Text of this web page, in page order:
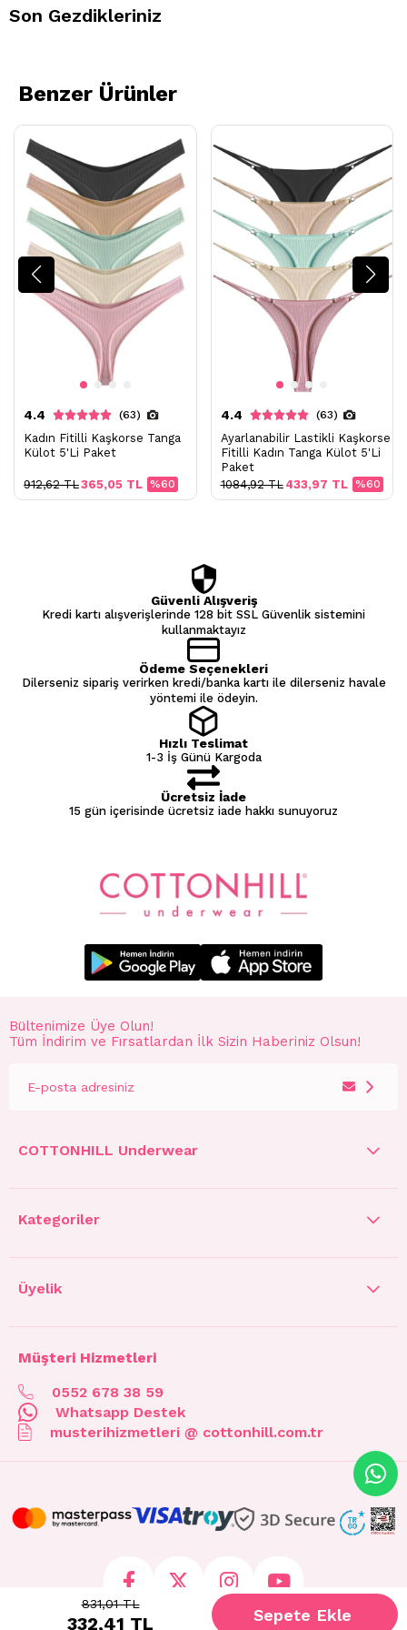
Son Gezdikleriniz
Benzer Ürünler
4.4 (63)
Kadın Fitilli Kaşkorse Tanga
Külot 5'Li Paket
%60
365,05 TL
912,62 TL
4.4 (63)
Ayarlanabilir Lastikli Kaşkorse
Fitilli Kadın Tanga Külot 5'Li
Paket
%60
433,97 TL
1084,92 TL
Güvenli Alışveriş
Kredi kartı alışverişlerinde 128 bit SSL Güvenlik sistemini
kullanmaktayız
Ödeme Seçenekleri
Dilerseniz sipariş verirken kredi/banka kartı ile dilerseniz havale
yöntemi ile ödeyin.
Hızlı Teslimat
1-3 İş Günü Kargoda
Ücretsiz İade
15 gün içerisinde ücretsiz iade hakkı sunuyoruz
Bültenimize Üye Olun!
Tüm İndirim ve Fırsatlardan İlk Sizin Haberiniz Olsun!
COTTONHILL Underwear
Kategoriler
Üyelik
Müşteri Hizmetleri
0552 678 38 59
Whatsapp Destek
musterihizmetleri @ cottonhill.com.tr
831,01 TL
332,41 TL